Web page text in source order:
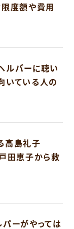
度額や費用
ルパーに聴い
いている人の
高島礼子
田恵子から救
ーがやっては